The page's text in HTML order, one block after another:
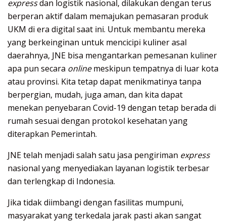
expressdan logistik nasional, dilakukan dengan terus
berperan aktif dalam memajukan pemasaran produk
UKM di era digital saat ini. Untuk membantu mereka
yang berkeinginan untuk mencicipi kuliner asal
daerahnya, JNE bisa mengantarkan pemesanan kuliner
apa pun secara onlinemeskipun tempatnya di luar kota
atau provinsi. Kita tetap dapat menikmatinya tanpa
berpergian, mudah, juga aman, dan kita dapat
menekan penyebaran Covid-19 dengan tetap berada di
rumah sesuai dengan protokol kesehatan yang
diterapkan Pemerintah.
JNE telah menjadi salah satu jasa pengiriman express
nasional yang menyediakan layanan logistik terbesar
dan terlengkap di Indonesia.
Jika tidak diimbangi dengan fasilitas mumpuni,
masyarakat yang terkedala jarak pasti akan sangat